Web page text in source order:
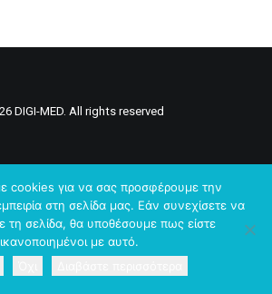
DIGI-MED. All rights reserved
cookies για να σας προσφέρουμε την
στη σελίδα μας. Εάν συνεχίσετε να
τη σελίδα, θα υποθέσουμε πως είστε
ικανοποιημένοι με αυτό.